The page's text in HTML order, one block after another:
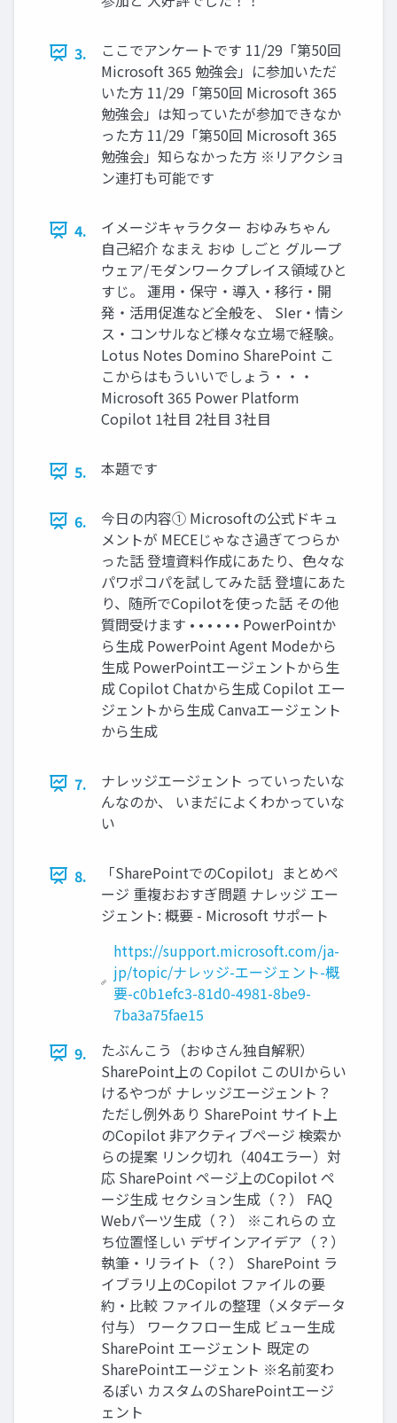
3.
ここでアンケートです 11/29「第50回
Microsoft 365 勉強会」に参加いただ
いた方 11/29「第50回 Microsoft 365
勉強会」は知っていたが参加できなか
った方 11/29「第50回 Microsoft 365
勉強会」知らなかった方 ※リアクショ
ン連打も可能です
4.
イメージキャラクター おゆみちゃん
自己紹介 なまえ おゆ しごと グループ
ウェア/モダンワークプレイス領域ひと
すじ。 運用・保守・導入・移行・開
発・活用促進など全般を、 SIer・情シ
ス・コンサルなど様々な立場で経験。
Lotus Notes Domino SharePoint こ
こからはもういいでしょう・・・
Microsoft 365 Power Platform
Copilot 1社目 2社目 3社目
5. 本題です
6.
今日の内容① Microsoftの公式ドキュ
メントが MECEじゃなさ過ぎてつらか
った話 登壇資料作成にあたり、色々な
パワポコパを試してみた話 登壇にあた
り、随所でCopilotを使った話 その他
質問受けます • • • • • • PowerPointか
ら生成 PowerPoint Agent Modeから
生成 PowerPointエージェントから生
成 Copilot Chatから生成 Copilot エー
ジェントから生成 Canvaエージェント
から生成
7.
ナレッジエージェント っていったいな
んなのか、 いまだによくわかっていな
い
8.
「SharePointでのCopilot」まとめペ
ージ 重複おおすぎ問題 ナレッジ エー
ジェント: 概要 - Microsoft サポート
https://support.microsoft.com/ja-
jp/topic/ナレッジ-エージェント-概
要-c0b1efc3-81d0-4981-8be9-
7ba3a75fae15
9.
たぶんこう（おゆさん独自解釈）
SharePoint上の Copilot このUIからい
けるやつが ナレッジエージェント？
ただし例外あり SharePoint サイト上
のCopilot 非アクティブページ 検索か
らの提案 リンク切れ（404エラー）対
応 SharePoint ページ上のCopilot ペ
ージ生成 セクション生成（？） FAQ
Webパーツ生成（？） ※これらの 立
ち位置怪しい デザインアイデア（？）
執筆・リライト（？） SharePoint ラ
イブラリ上のCopilot ファイルの要
約・比較 ファイルの整理（メタデータ
付与） ワークフロー生成 ビュー生成
SharePoint エージェント 既定の
SharePointエージェント ※名前変わ
るぽい カスタムのSharePointエージ
ェント